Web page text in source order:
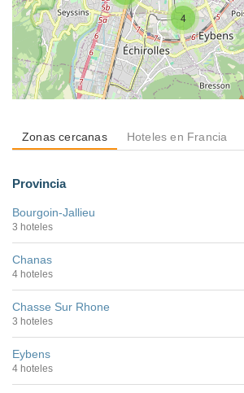
4
Zonas cercanas Hoteles en Francia
Provincia
Bourgoin-Jallieu
3 hoteles
Chanas
4 hoteles
Chasse Sur Rhone
3 hoteles
Eybens
4 hoteles